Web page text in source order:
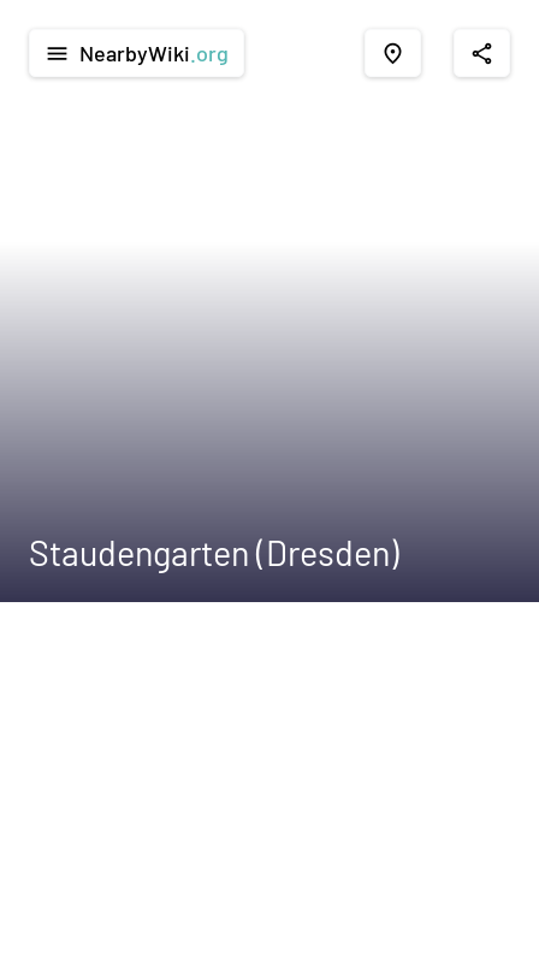
menu NearbyWiki .org place share
Staudengarten (Dresden)